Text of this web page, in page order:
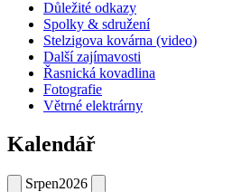
Důležité odkazy
Spolky & sdružení
Stelzigova kovárna (video)
Další zajímavosti
Řasnická kovadlina
Fotografie
Větrné elektrárny
Kalendář
Srpen2026